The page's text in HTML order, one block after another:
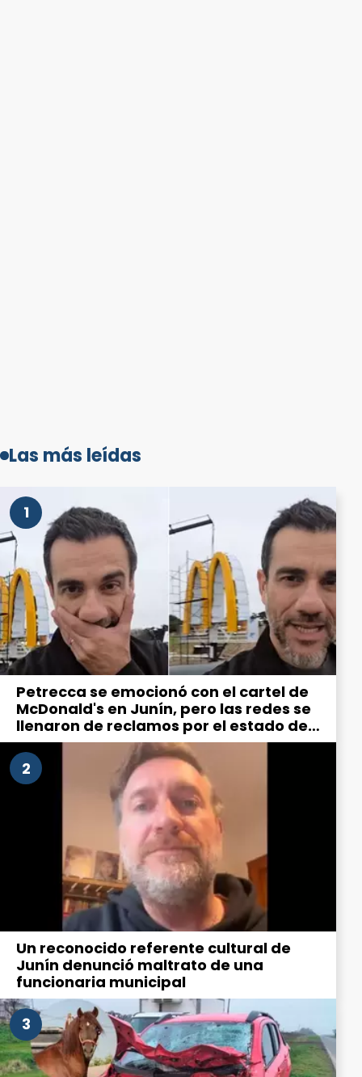
Las más leídas
1
Petrecca se emocionó con el cartel de
McDonald's en Junín, pero las redes se
llenaron de reclamos por el estado de
la ciudad
2
Un reconocido referente cultural de
Junín denunció maltrato de una
funcionaria municipal
3